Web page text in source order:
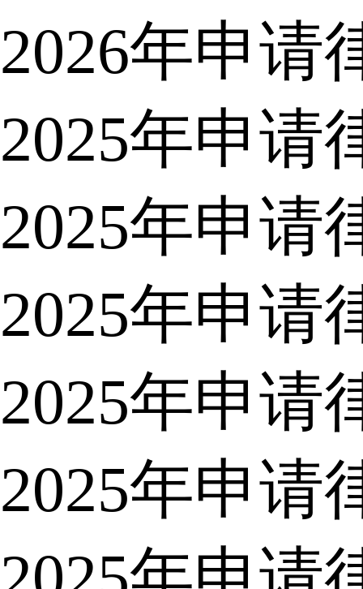
2026年申请
2025年申请
2025年申请
2025年申请
2025年申请
2025年申请